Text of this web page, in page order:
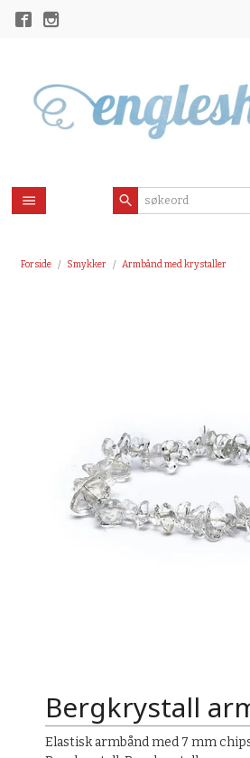
Forside Smykker Armbånd med krystaller
Bergkrystall
Elastisk armbånd med 7 mm